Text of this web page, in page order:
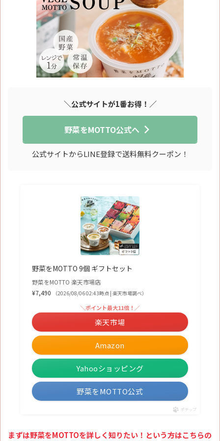
＼公式サイトが1番お得！／
野菜をMOTTO公式へ
公式サイトからLINE登録で送料無料クーポン！
野菜をMOTTO 9個 ギフトセット
野菜をMOTTO 楽天市場店
¥7,490
（2026/08/06 02:43時点 | 楽天市場調べ）
Amazon
＼ポイント最大11倍！／
楽天市場
Yahooショッピング
野菜をMOTTO公式
ポチップ
まずは野菜をMOTTOを詳しく知りたい！という方はこちらの